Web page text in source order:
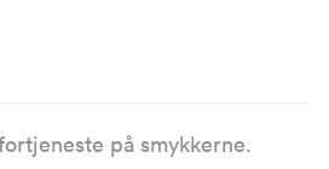
på smykkerne.